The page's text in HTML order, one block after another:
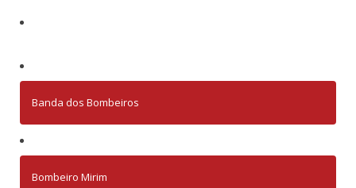
Banda dos Bombeiros
Bombeiro Mirim